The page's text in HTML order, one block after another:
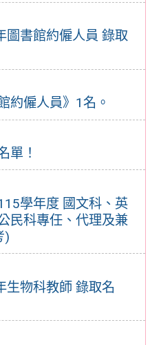
圖書館約僱人員 錄取
約僱人員》1名。
單！
學年度 國文科、英
民科專任、代理及兼
)
生物科教師 錄取名